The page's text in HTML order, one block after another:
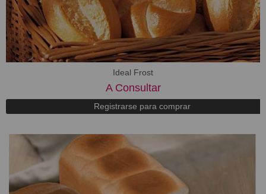
Ideal Frost
A Consultar
Registrarse para comprar